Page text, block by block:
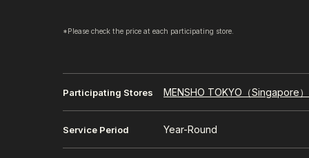
*Please check the price at each participating store.
Participating Stores MENSHO TOKYO（Singapore）
Service Period Year-Round